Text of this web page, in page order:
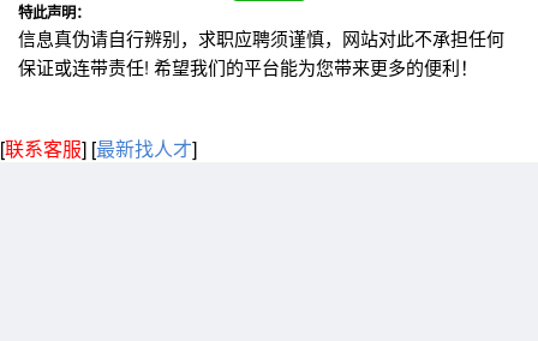
特此声明：
信息真伪请自行辨别，求职应聘须谨慎，网站对此不承担任何
保证或连带责任! 希望我们的平台能为您带来更多的便利！
[联系客服] [最新找人才]